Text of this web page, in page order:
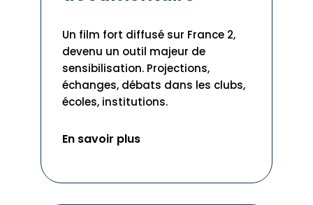
Un film fort diffusé sur France 2,
devenu un outil majeur de
sensibilisation. Projections,
échanges, débats dans les clubs,
écoles, institutions.
En savoir plus